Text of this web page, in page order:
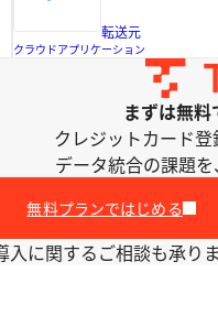
転送元
クラウドアプリケーション
まずは無料
クレジットカード登
データ統合の課題を
無料プランではじめる
入に関するご相談も承り